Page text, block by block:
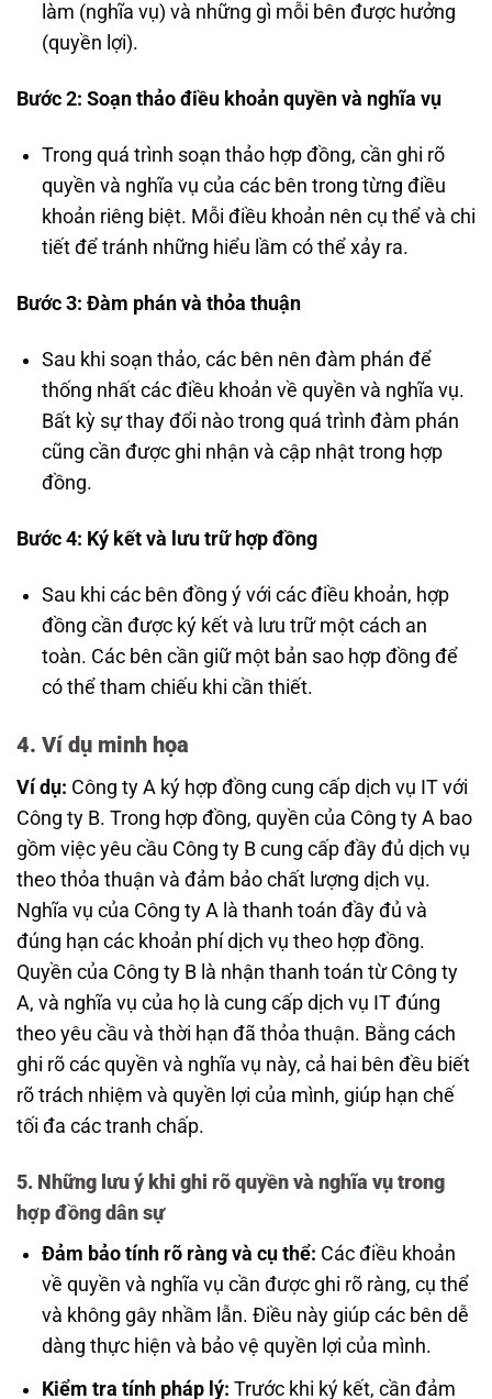
làm (nghĩa vụ) và những gì mỗi bên được hưởng
(quyền lợi).
Bước 2: Soạn thảo điều khoản quyền và nghĩa vụ
Trong quá trình soạn thảo hợp đồng, cần ghi rõ
quyền và nghĩa vụ của các bên trong từng điều
khoản riêng biệt. Mỗi điều khoản nên cụ thể và chi
tiết để tránh những hiểu lầm có thể xảy ra.
Bước 3: Đàm phán và thỏa thuận
Sau khi soạn thảo, các bên nên đàm phán để
thống nhất các điều khoản về quyền và nghĩa vụ.
Bất kỳ sự thay đổi nào trong quá trình đàm phán
cũng cần được ghi nhận và cập nhật trong hợp
đồng.
Bước 4: Ký kết và lưu trữ hợp đồng
Sau khi các bên đồng ý với các điều khoản, hợp
đồng cần được ký kết và lưu trữ một cách an
toàn. Các bên cần giữ một bản sao hợp đồng để
có thể tham chiếu khi cần thiết.
4. Ví dụ minh họa
Ví dụ: Công ty A ký hợp đồng cung cấp dịch vụ IT với
Công ty B. Trong hợp đồng, quyền của Công ty A bao
gồm việc yêu cầu Công ty B cung cấp đầy đủ dịch vụ
theo thỏa thuận và đảm bảo chất lượng dịch vụ.
Nghĩa vụ của Công ty A là thanh toán đầy đủ và
đúng hạn các khoản phí dịch vụ theo hợp đồng.
Quyền của Công ty B là nhận thanh toán từ Công ty
A, và nghĩa vụ của họ là cung cấp dịch vụ IT đúng
theo yêu cầu và thời hạn đã thỏa thuận. Bằng cách
ghi rõ các quyền và nghĩa vụ này, cả hai bên đều biết
rõ trách nhiệm và quyền lợi của mình, giúp hạn chế
tối đa các tranh chấp.
5. Những lưu ý khi ghi rõ quyền và nghĩa vụ trong
hợp đồng dân sự
Đảm bảo tính rõ ràng và cụ thể: Các điều khoản
về quyền và nghĩa vụ cần được ghi rõ ràng, cụ thể
và không gây nhầm lẫn. Điều này giúp các bên dễ
dàng thực hiện và bảo vệ quyền lợi của mình.
Kiểm tra tính pháp lý: Trước khi ký kết, cần đảm